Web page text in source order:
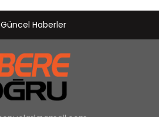
Haberler